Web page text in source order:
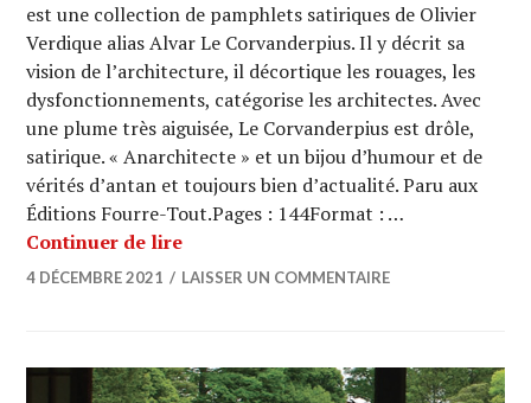
est une collection de pamphlets satiriques de Olivier
Verdique alias Alvar Le Corvanderpius. Il y décrit sa
vision de l’architecture, il décortique les rouages, les
dysfonctionnements, catégorise les architectes. Avec
une plume très aiguisée, Le Corvanderpius est drôle,
satirique. « Anarchitecte » et un bijou d’humour et de
vérités d’antan et toujours bien d’actualité. Paru aux
Éditions Fourre-Tout.Pages : 144Format : …
Continuer de lireLIVRE : « Anarchitecte » de Olivier
4 DÉCEMBRE 2021 LAISSER UN COMMENTAIRE